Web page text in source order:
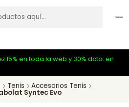
15% en toda la web y 30% dcto. en
Tenis Accesorios Tenis
Syntec Evo